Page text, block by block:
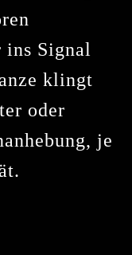
ins Signal
klingt
oder
je